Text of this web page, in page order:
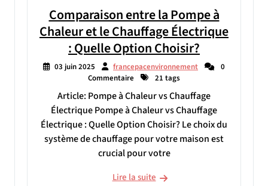
Comparaison entre la Pompe à
Chaleur et le Chauffage Électrique
: Quelle Option Choisir?
03 juin 2025 francepacenvironnement
0
Commentaire
21 tags
Article: Pompe à Chaleur vs Chauffage
Électrique Pompe à Chaleur vs Chauffage
Électrique : Quelle Option Choisir? Le choix du
système de chauffage pour votre maison est
crucial pour votre
Lire la suite